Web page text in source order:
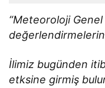
“Meteoroloji Genel
İlimiz bugünden
etksine girmiş